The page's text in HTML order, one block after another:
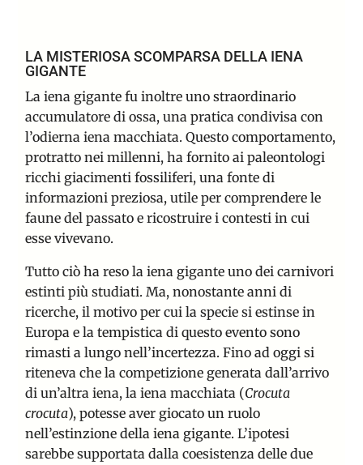
LA MISTERIOSA SCOMPARSA DELLA IENA
GIGANTE
La iena gigante fu inoltre uno straordinario
accumulatore di ossa, una pratica condivisa con
l’odierna iena macchiata. Questo comportamento,
protratto nei millenni, ha fornito ai paleontologi
ricchi giacimenti fossiliferi, una fonte di
informazioni preziosa, utile per comprendere le
faune del passato e ricostruire i contesti in cui
esse vivevano.
Tutto ciò ha reso la iena gigante uno dei carnivori
estinti più studiati. Ma, nonostante anni di
ricerche, il motivo per cui la specie si estinse in
Europa e la tempistica di questo evento sono
rimasti a lungo nell’incertezza. Fino ad oggi si
riteneva che la competizione generata dall’arrivo
di un’altra iena, la iena macchiata (Crocuta
crocuta), potesse aver giocato un ruolo
nell’estinzione della iena gigante. L’ipotesi
sarebbe supportata dalla coesistenza delle due